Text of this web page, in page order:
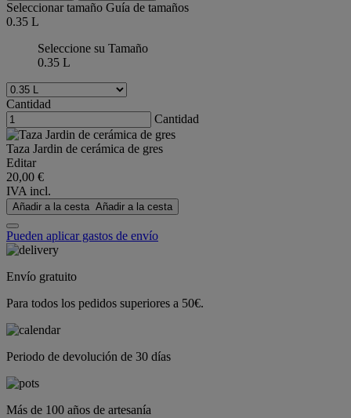
Seleccionar tamaño Guía de tamaños
0.35 L
Seleccione su Tamaño
0.35 L
Cantidad
Cantidad
Taza Jardin de cerámica de gres
Editar
20,00 €
IVA incl.
Añadir a la cesta Añadir a la cesta
Pueden aplicar gastos de envío
Envío gratuito
Para todos los pedidos superiores a 50€.
Periodo de devolución de 30 días
Más de 100 años de artesanía